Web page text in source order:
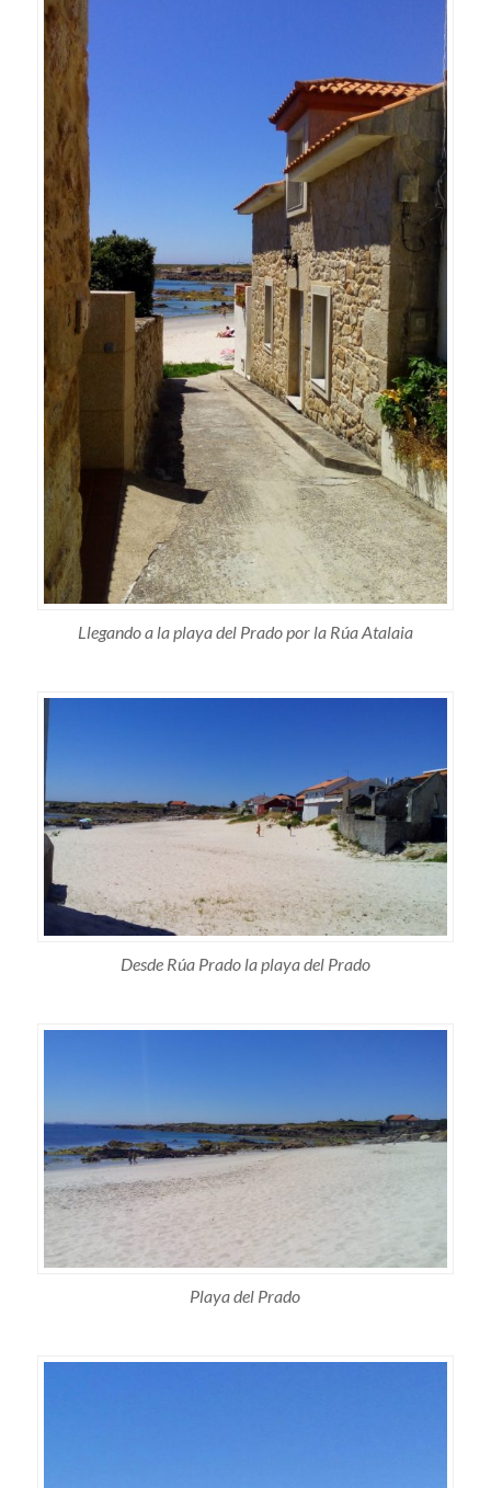
Llegando a la playa del Prado por la Rúa Atalaia
Desde Rúa Prado la playa del Prado
Playa del Prado